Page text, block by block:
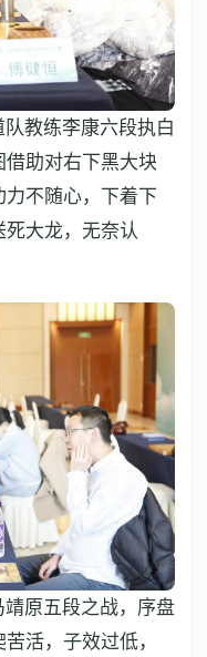
教练李康六段执白
借助对右下黑大块
不随心，下着下
大龙，无奈认
原五段之战，序盘
活，子效过低，